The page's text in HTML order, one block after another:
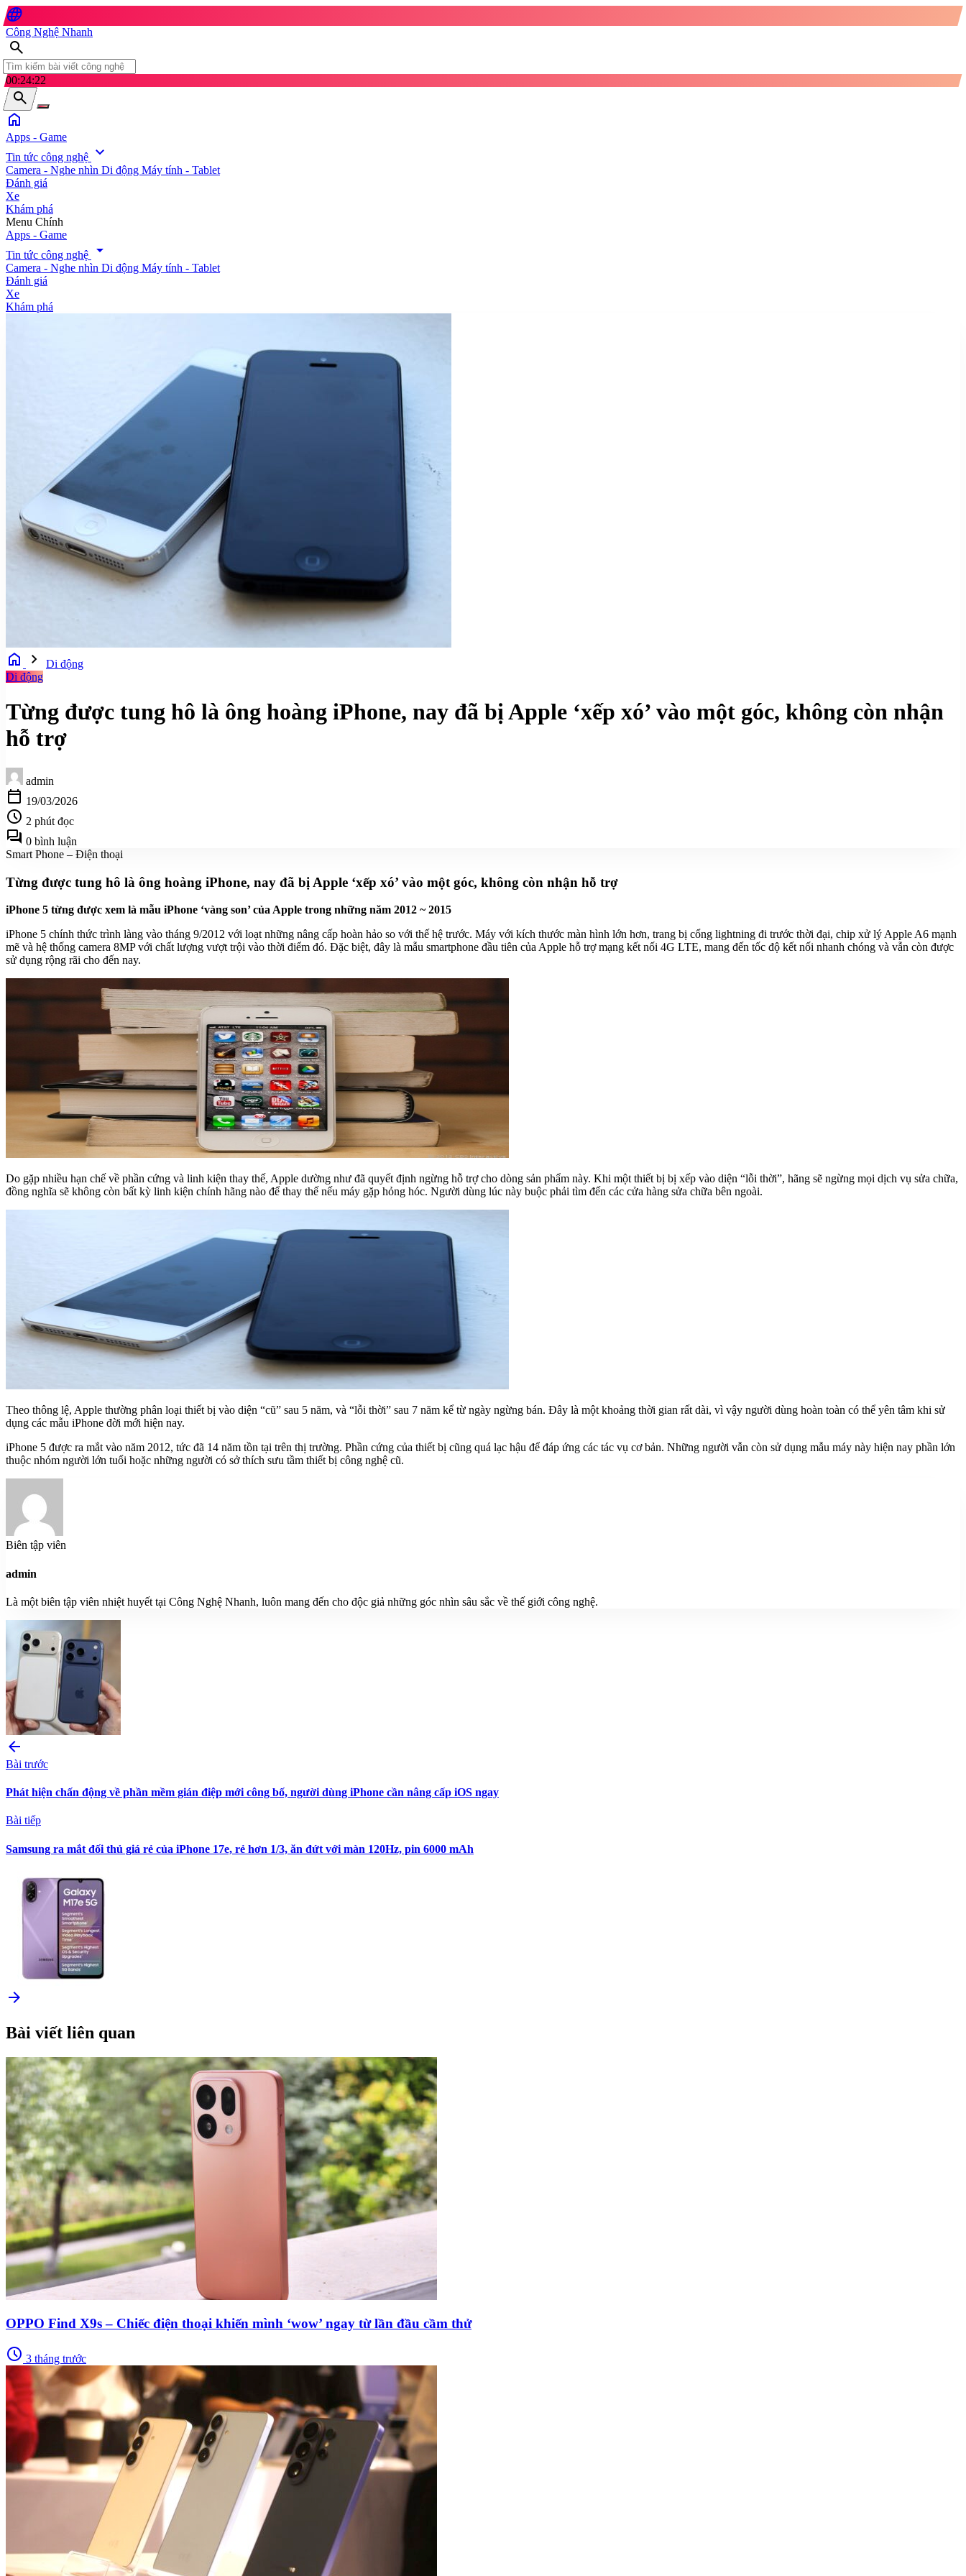
language
Công Nghệ Nhanh
search
00:24:23
search
home
Apps - Game
Tin tức công nghệ expand_more
Camera - Nghe nhìn Di động Máy tính - Tablet
Đánh giá
Xe
Khám phá
search
Menu Chính
Apps - Game
Tin tức công nghệ
arrow_drop_down
Camera - Nghe nhìn Di động Máy tính - Tablet
Đánh giá
Xe
Khám phá
home chevron_right
Di động
Di động
Từng được tung hô là ông hoàng iPhone, nay đã bị Apple ‘xếp xó’ vào một góc, không còn nhận
hỗ trợ
admin
calendar_today 19/03/2026
schedule 2 phút đọc
forum 0 bình luận
Smart Phone – Điện thoại
Từng được tung hô là ông hoàng iPhone, nay đã bị Apple ‘xếp xó’ vào một góc, không còn nhận hỗ trợ
iPhone 5 từng được xem là mẫu iPhone ‘vàng son’ của Apple trong những năm 2012 ~ 2015
iPhone 5 chính thức trình làng vào tháng 9/2012 với loạt những nâng cấp hoàn hảo so với thế hệ trước. Máy với kích thước màn hình lớn hơn, trang bị cổng lightning đi trước thời đại, chip xử lý Apple A6 mạnh
mẽ và hệ thống camera 8MP với chất lượng vượt trội vào thời điểm đó. Đặc biệt, đây là mẫu smartphone đầu tiên của Apple hỗ trợ mạng kết nối 4G LTE, mang đến tốc độ kết nối nhanh chóng và vẫn còn được
sử dụng rộng rãi cho đến nay.
Do gặp nhiều hạn chế về phần cứng và linh kiện thay thế, Apple dường như đã quyết định ngừng hỗ trợ cho dòng sản phẩm này. Khi một thiết bị bị xếp vào diện “lỗi thời”, hãng sẽ ngừng mọi dịch vụ sửa chữa,
đồng nghĩa sẽ không còn bất kỳ linh kiện chính hãng nào để thay thế nếu máy gặp hỏng hóc. Người dùng lúc này buộc phải tìm đến các cửa hàng sửa chữa bên ngoài.
Theo thông lệ, Apple thường phân loại thiết bị vào diện “cũ” sau 5 năm, và “lỗi thời” sau 7 năm kể từ ngày ngừng bán. Đây là một khoảng thời gian rất dài, vì vậy người dùng hoàn toàn có thể yên tâm khi sử
dụng các mẫu iPhone đời mới hiện nay.
iPhone 5 được ra mắt vào năm 2012, tức đã 14 năm tồn tại trên thị trường. Phần cứng của thiết bị cũng quá lạc hậu để đáp ứng các tác vụ cơ bản. Những người vẫn còn sử dụng mẫu máy này hiện nay phần lớn
thuộc nhóm người lớn tuổi hoặc những người có sở thích sưu tầm thiết bị công nghệ cũ.
Biên tập viên
admin
Là một biên tập viên nhiệt huyết tại Công Nghệ Nhanh, luôn mang đến cho độc giả những góc nhìn sâu sắc về thế giới công nghệ.
arrow_back
Bài trước
Phát hiện chấn động về phần mềm gián điệp mới công bố, người dùng iPhone cần nâng cấp iOS ngay
Bài tiếp
Samsung ra mắt đối thủ giá rẻ của iPhone 17e, rẻ hơn 1/3, ăn đứt với màn 120Hz, pin 6000 mAh
arrow_forward
Bài viết liên quan
OPPO Find X9s – Chiếc điện thoại khiến mình ‘wow’ ngay từ lần đầu cầm thử
schedule 3 tháng trước